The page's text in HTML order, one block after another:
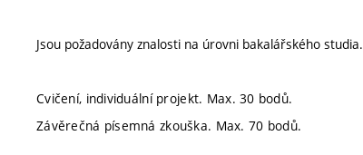
Jsou požadovány znalosti na úrovni bakalářského studia.
Cvičení, individuální projekt. Max. 30 bodů.
Závěrečná písemná zkouška. Max. 70 bodů.